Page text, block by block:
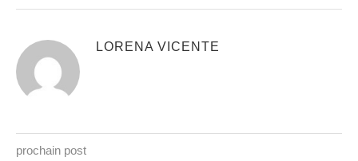
LORENA VICENTE
prochain post